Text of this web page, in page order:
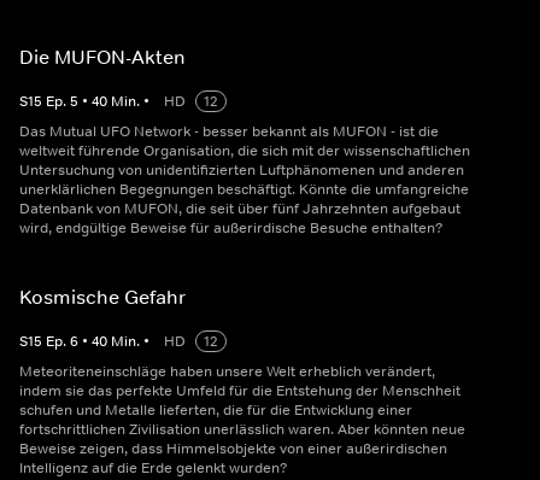
Die MUFON-Akten
S15 Ep.5 • 40 Min. • HD
12
Das Mutual UFO Network - besser bekannt als MUFON - ist die
weltweit führende Organisation, die sich mit der wissenschaftlichen
Untersuchung von unidentifizierten Luftphänomenen und anderen
unerklärlichen Begegnungen beschäftigt. Könnte die umfangreiche
Datenbank von MUFON, die seit über fünf Jahrzehnten aufgebaut
wird, endgültige Beweise für außerirdische Besuche enthalten?
Kosmische Gefahr
S15 Ep.6 • 40 Min. • HD
12
Meteoriteneinschläge haben unsere Welt erheblich verändert,
indem sie das perfekte Umfeld für die Entstehung der Menschheit
schufen und Metalle lieferten, die für die Entwicklung einer
fortschrittlichen Zivilisation unerlässlich waren. Aber könnten neue
Beweise zeigen, dass Himmelsobjekte von einer außerirdischen
Intelligenz auf die Erde gelenkt wurden?